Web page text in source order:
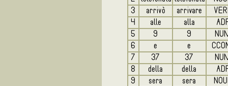
3
arrivò arrivare
4
alle alla
5
9 9
6
e e
7
37 37
8
della della
9
sera sera